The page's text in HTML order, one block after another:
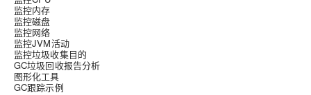
监控内存
监控磁盘
监控网络
监控JVM活动
监控垃圾收集目的
GC垃圾回收报告分析
图形化工具
GC跟踪示例